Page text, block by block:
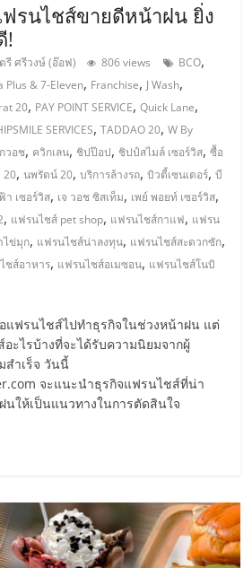
รนไชส์ขายดีหน้าฝน ยิ่ง
!
ศรีวงษ์ (อ๊อฟ) 806 views BCO,
Plus & 7-Eleven, Franchise, J Wash,
20, PAY POINT SERVICE,Quick Lane,
SERVICES,TADDAO 20,W By
วอช, ควิกเลน, ชิปป๊อป, ชิปป์สไมล์ เซอร์วิส,ซื้อ
20,นพรัตน์ 20,บริการล้างรถ,บิวตี้เซนเตอร์,บี
า เซอร์วิส, เจ วอช ซิสเท็ม, เพย์ พอยท์ เซอร์วิส,
, แฟรนไชส์ pet shop, แฟรนไชส์กาแฟ, แฟรน
ไข่มุก, แฟรนไชส์น่าลงทุน, แฟรนไชส์สะดวกซัก,
ชส์อาหาร, แฟรนไชส์อเมซอน, แฟรนไชส์โนบิ
แฟรนไชส์ไปทำธุรกิจในช่วงหน้าฝน แต่
ะไรบ้างที่จะได้รับความนิยมจากผู้
สำเร็จ วันนี้
จะแนะนำธุรกิจแฟรนไชส์ที่น่า
ให้เป็นแนวทางในการตัดสินใจ